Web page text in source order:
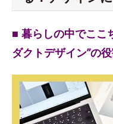
■ 暮らしの中でここ
ダクトデザイン”の